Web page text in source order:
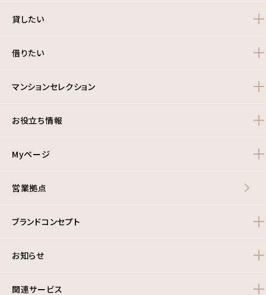
貸したい
借りたい
マンションセレクション
お役立ち情報
Myページ
営業拠点
ブランドコンセプト
お知らせ
関連サービス